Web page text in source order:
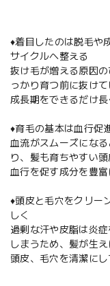
♦着目したのは脱毛や
サイクルへ整える
抜け毛が増える原因
っかり育つ前に抜け
成長期をできるだけ
♦育毛の基本は血行促
血流がスムーズにな
り、髪も育ちやすい頭
血行を促す成分を豊富
♦頭皮と毛穴をクリー
しく
過剰な汗や皮脂は炎
しまうため、髪が生え
頭皮、毛穴を清潔に